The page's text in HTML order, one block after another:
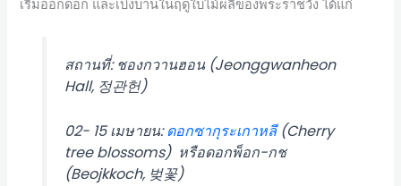
เริ่มออกดอก และเบ่งบานในฤดูใบไม้ผลิของพระราชวัง ได้แก่
สถานที่: ชองกวานฮอน (Jeonggwanheon
Hall, 정관헌)
02- 15 เมษายน:ดอกซากุระเกาหลี(Cherry
tree blossoms) หรือดอกพ็อก-กช
(Beojkkoch, 벚꽃)